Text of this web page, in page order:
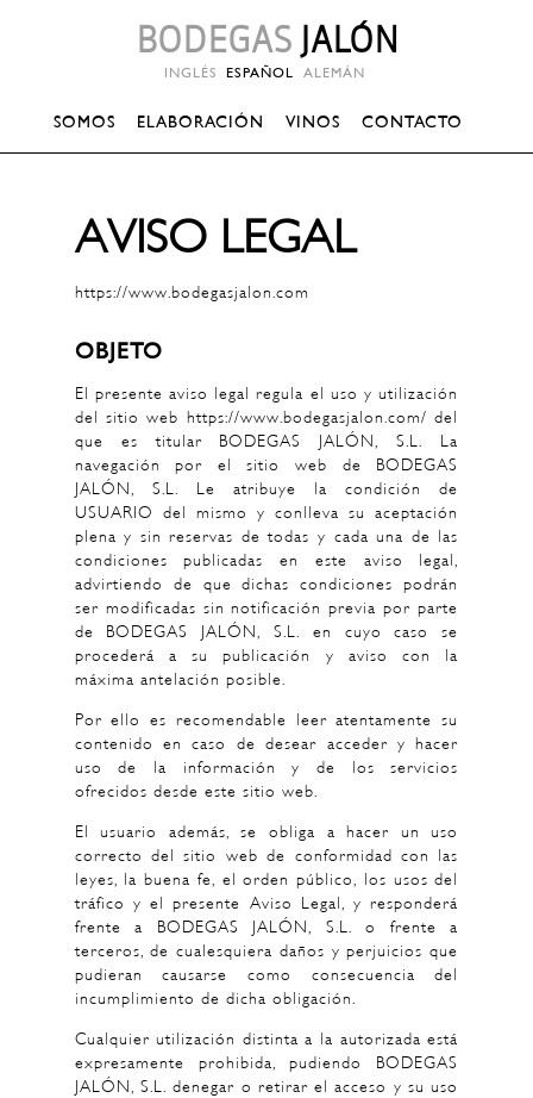
BODEGAS JALÓN
INGLÉS ESPAÑOL ALEMÁN
SOMOS ELABORACIÓN VINOS CONTACTO
AVISO LEGAL
https://www.bodegasjalon.com
OBJETO
El presente aviso legal regula el uso y utilización
del sitio web https://www.bodegasjalon.com/ del
que es titular BODEGAS JALÓN, S.L. La
navegación por el sitio web de BODEGAS
JALÓN, S.L. Le atribuye la condición de
USUARIO del mismo y conlleva su aceptación
plena y sin reservas de todas y cada una de las
condiciones publicadas en este aviso legal,
advirtiendo de que dichas condiciones podrán
ser modificadas sin notificación previa por parte
de BODEGAS JALÓN, S.L. en cuyo caso se
procederá a su publicación y aviso con la
máxima antelación posible.
Por ello es recomendable leer atentamente su
contenido en caso de desear acceder y hacer
uso de la información y de los servicios
ofrecidos desde este sitio web.
El usuario además, se obliga a hacer un uso
correcto del sitio web de conformidad con las
leyes, la buena fe, el orden público, los usos del
tráfico y el presente Aviso Legal, y responderá
frente a BODEGAS JALÓN, S.L. o frente a
terceros, de cualesquiera daños y perjuicios que
pudieran causarse como consecuencia del
incumplimiento de dicha obligación.
Cualquier utilización distinta a la autorizada está
expresamente prohibida, pudiendo BODEGAS
JALÓN, S.L. denegar o retirar el acceso y su uso